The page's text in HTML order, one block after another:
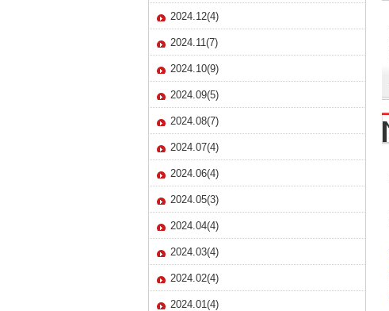
2024.12(4)
2024.11(7)
2024.10(9)
2024.09(5)
2024.08(7)
2024.07(4)
2024.06(4)
2024.05(3)
2024.04(4)
2024.03(4)
2024.02(4)
2024.01(4)